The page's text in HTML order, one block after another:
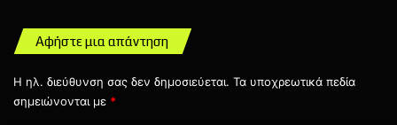
SEGA Sonic
Xbox One Xbox Series
Αφήστε μια απάντηση
Η ηλ. διεύθυνση σας δεν δημοσιεύεται. Τα υποχρεωτικά πεδία
σημειώνονται με *